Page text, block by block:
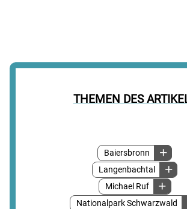
THEMEN DES
Baiersbronn
Langenbachtal
Michael Ruf
Nationalpark Schwarzwald